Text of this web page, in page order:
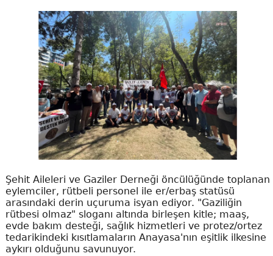
Şehit Aileleri ve Gaziler Derneği öncülüğünde toplanan
eylemciler, rütbeli personel ile er/erbaş statüsü
arasındaki derin uçuruma isyan ediyor. "Gaziliğin
rütbesi olmaz" sloganı altında birleşen kitle; maaş,
evde bakım desteği, sağlık hizmetleri ve protez/ortez
tedarikindeki kısıtlamaların Anayasa'nın eşitlik ilkesine
aykırı olduğunu savunuyor.